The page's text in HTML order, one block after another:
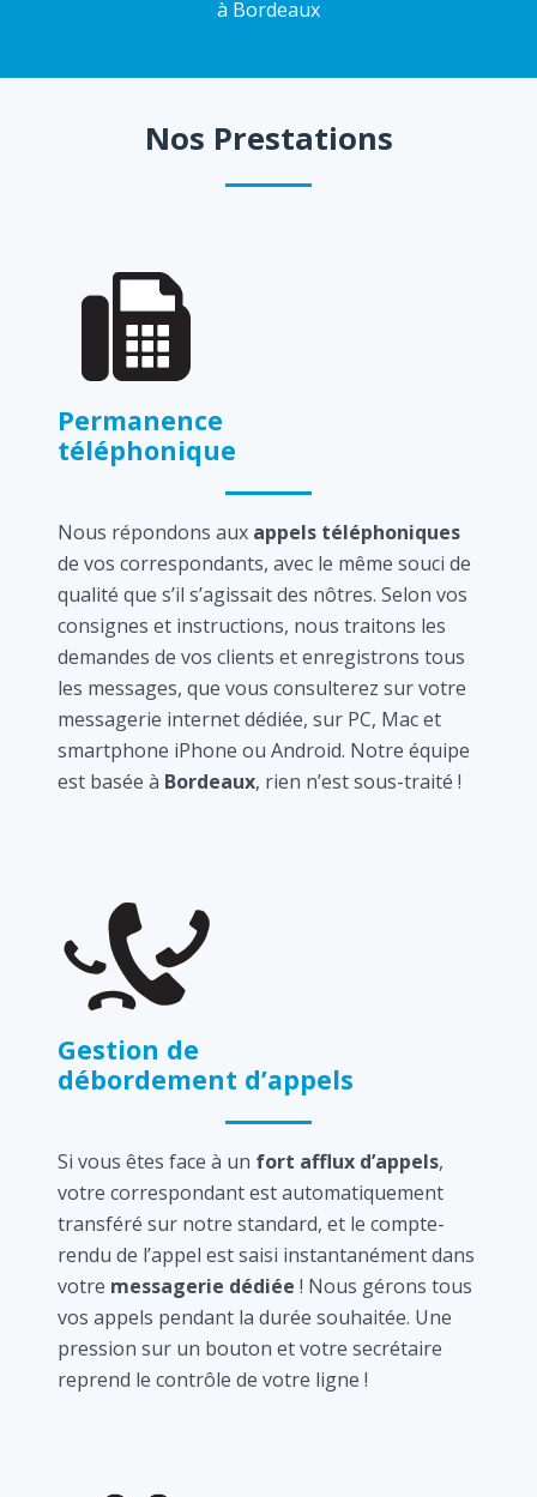
à Bordeaux
Nos Prestations
Permanence
téléphonique
Nous répondons aux appels téléphoniques
de vos correspondants, avec le même souci de
qualité que s’il s’agissait des nôtres. Selon vos
consignes et instructions, nous traitons les
demandes de vos clients et enregistrons tous
les messages, que vous consulterez sur votre
messagerie internet dédiée, sur PC, Mac et
smartphone iPhone ou Android. Notre équipe
est basée à Bordeaux, rien n’est sous-traité !
Gestion de
débordement d’appels
Si vous êtes face à un fort afflux d’appels,
votre correspondant est automatiquement
transféré sur notre standard, et le compte-
rendu de l’appel est saisi instantanément dans
votre messagerie dédiée ! Nous gérons tous
vos appels pendant la durée souhaitée. Une
pression sur un bouton et votre secrétaire
reprend le contrôle de votre ligne !